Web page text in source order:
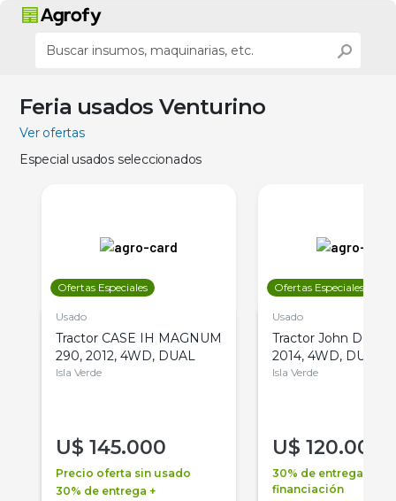
Feria usados Venturino
Ver ofertas
Especial usados seleccionados
Ofertas Especiales
Usado
Tractor CASE IH MAGNUM
290, 2012, 4WD, DUAL
Isla Verde
U$ 145.000
Precio oferta sin usado
30% de entrega +
Ofertas Especiales
Usado
Tractor John Deere
2014, 4WD, DUAL
Isla Verde
U$ 120.000
30% de entrega +
financiación